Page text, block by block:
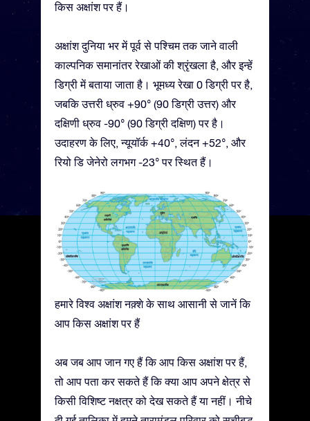
किस अक्षांश पर हैं।
अक्षांश दुनिया भर में पूर्व से पश्चिम तक जाने वाली
काल्पनिक समानांतर रेखाओं की श्रृंखला है, और इन्हें
डिग्री में बताया जाता है। भूमध्य रेखा 0 डिग्री पर है,
जबकि उत्तरी ध्रुव +90° (90 डिग्री उत्तर) और
दक्षिणी ध्रुव -90° (90 डिग्री दक्षिण) पर है।
उदाहरण के लिए, न्यूयॉर्क +40°, लंदन +52°, और
रियो डि जेनेरो लगभग -23° पर स्थित हैं।
हमारे विश्व अक्षांश नक़्शे के साथ आसानी से जानें कि
आप किस अक्षांश पर हैं
अब जब आप जान गए हैं कि आप किस अक्षांश पर हैं,
तो आप पता कर सकते हैं कि क्या आप अपने क्षेत्र से
किसी विशिष्ट नक्षत्र को देख सकते हैं या नहीं। नीचे